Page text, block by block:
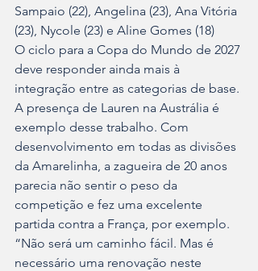
Sampaio (22), Angelina (23), Ana Vitória
(23), Nycole (23) e Aline Gomes (18)
O ciclo para a Copa do Mundo de 2027
deve responder ainda mais à
integração entre as categorias de base.
A presença de Lauren na Austrália é
exemplo desse trabalho. Com
desenvolvimento em todas as divisões
da Amarelinha, a zagueira de 20 anos
parecia não sentir o peso da
competição e fez uma excelente
partida contra a França, por exemplo.
“Não será um caminho fácil. Mas é
necessário uma renovação neste